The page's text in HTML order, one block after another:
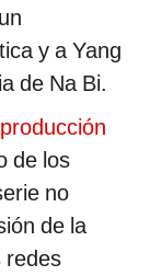
y a Yang
de Na Bi.
de los
no
de la
redes